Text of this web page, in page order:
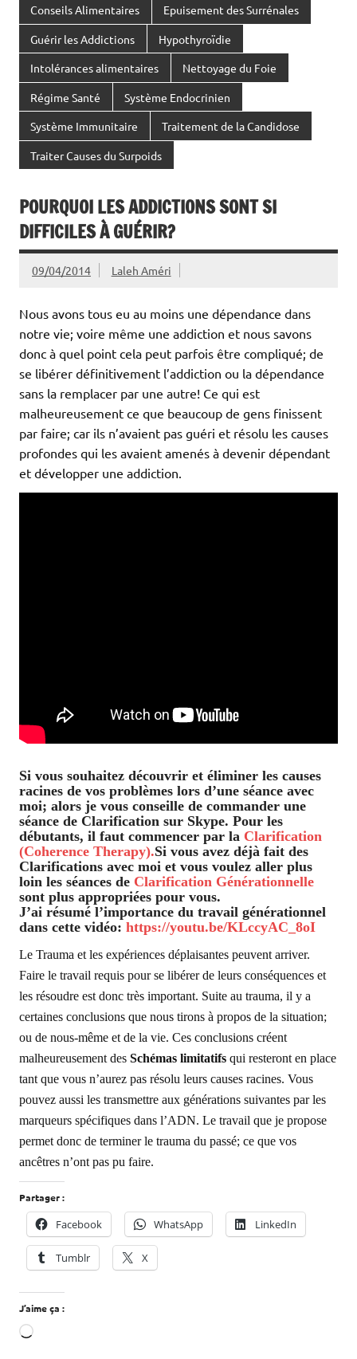
Conseils Alimentaires Epuisement des Surrénales
Guérir les Addictions Hypothyroïdie
Intolérances alimentaires Nettoyage du Foie
Régime Santé Système Endocrinien
Système Immunitaire Traitement de la Candidose
Traiter Causes du Surpoids
POURQUOI LES ADDICTIONS SONT SI
DIFFICILES À GUÉRIR?
09/04/2014 Laleh Améri
Nous avons tous eu au moins une dépendance dans
notre vie; voire même une addiction et nous savons
donc à quel point cela peut parfois être compliqué; de
se libérer définitivement l’addiction ou la dépendance
sans la remplacer par une autre! Ce qui est
malheureusement ce que beaucoup de gens finissent
par faire; car ils n’avaient pas guéri et résolu les causes
profondes qui les avaient amenés à devenir dépendant
et développer une addiction.
Si vous souhaitez découvrir et éliminer les causes
racines de vos problèmes lors d’une séance avec
moi; alors je vous conseille de commander une
séance de Clarification sur Skype. Pour les
débutants, il faut commencer par la Clarification
(Coherence Therapy).Si vous avez déjà fait des
Clarifications avec moi et vous voulez aller plus
loin les séances de Clarification Générationnelle
sont plus appropriées pour vous.
J’ai résumé l’importance du travail générationnel
dans cette vidéo: https://youtu.be/KLccyAC_8oI
Le Trauma et les expériences déplaisantes peuvent arriver.
Faire le travail requis pour se libérer de leurs conséquences et
les résoudre est donc très important. Suite au trauma, il y a
certaines conclusions que nous tirons à propos de la situation;
ou de nous-même et de la vie. Ces conclusions créent
malheureusement des Schémas limitatifs qui resteront en place
tant que vous n’aurez pas résolu leurs causes racines. Vous
pouvez aussi les transmettre aux générations suivantes par les
marqueurs spécifiques dans l’ADN. Le travail que je propose
permet donc de terminer le trauma du passé; ce que vos
ancêtres n’ont pas pu faire.
Partager :
Facebook WhatsApp LinkedIn
Tumblr X
J’aime ça :
Chargement…